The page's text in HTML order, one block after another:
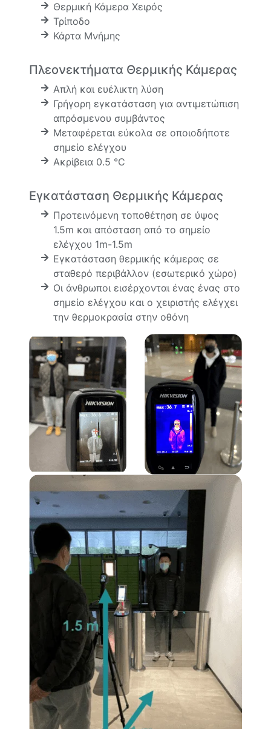
Θερμική Κάμερα Χειρός
Τρίποδο
Κάρτα Μνήμης
Πλεονεκτήματα Θερμικής Κάμερας
Απλή και ευέλικτη λύση
Γρήγορη εγκατάσταση για αντιμετώπιση
απρόσμενου συμβάντος
Μεταφέρεται εύκολα σε οποιοδήποτε
σημείο ελέγχου
Ακρίβεια 0.5 °C
Εγκατάσταση Θερμικής Κάμερας
Προτεινόμενη τοποθέτηση σε ύψος
1.5m και απόσταση από το σημείο
ελέγχου 1m-1.5m
Εγκατάσταση θερμικής κάμερας σε
σταθερό περιβάλλον (εσωτερικό χώρο)
Οι άνθρωποι εισέρχονται ένας ένας στο
σημείο ελέγχου και ο χειριστής ελέγχει
την θερμοκρασία στην οθόνη